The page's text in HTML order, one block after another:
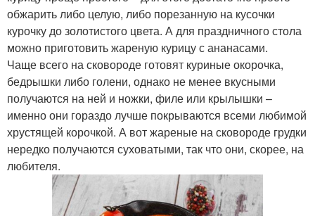
обжарить либо целую, либо порезанную на кусочки
курочку до золотистого цвета. А для праздничного стола
можно приготовить жареную курицу с ананасами.
Чаще всего на сковороде готовят куриные окорочка,
бедрышки либо голени, однако не менее вкусными
получаются на ней и ножки, филе или крылышки –
именно они гораздо лучше покрываются всеми любимой
хрустящей корочкой. А вот жареные на сковороде грудки
нередко получаются суховатыми, так что они, скорее, на
любителя.